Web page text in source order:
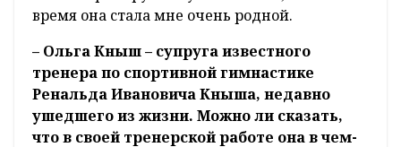
время она стала мне очень родной.
– Ольга Кныш – супруга известного
тренера по спортивной гимнастике
Ренальда Ивановича Кныша, недавно
ушедшего из жизни. Можно ли сказать,
что в своей тренерской работе она в чем-